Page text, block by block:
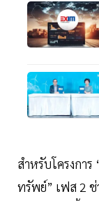
สำหรับโครงการ
ทรัพย์” เฟส 2 ช่